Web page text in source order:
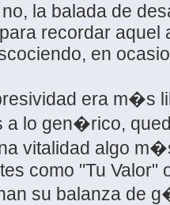
la balada de
recordar aquel
en
era m�s
lo gen�rico,
vitalidad algo
como "Tu Valor"
su balanza de